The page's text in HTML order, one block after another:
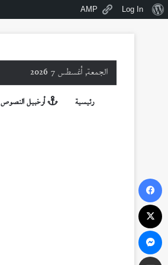
نبذةLog In
AMP
الجمعة, أغسطس 7 2026
رئيسية أرخبيل النصوص